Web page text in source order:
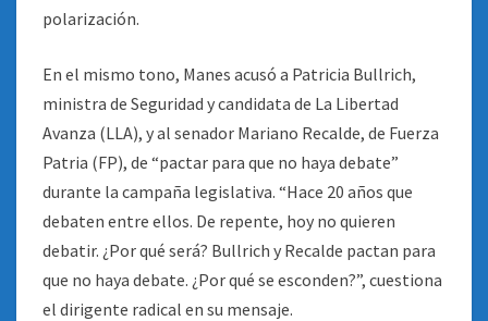
polarización.
En el mismo tono, Manes acusó a Patricia Bullrich,
ministra de Seguridad y candidata de La Libertad
Avanza (LLA), y al senador Mariano Recalde, de Fuerza
Patria (FP), de “pactar para que no haya debate”
durante la campaña legislativa. “Hace 20 años que
debaten entre ellos. De repente, hoy no quieren
debatir. ¿Por qué será? Bullrich y Recalde pactan para
que no haya debate. ¿Por qué se esconden?”, cuestiona
el dirigente radical en su mensaje.